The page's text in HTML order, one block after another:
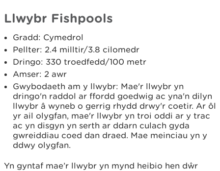
Llwybr Fishpools
Gradd: Cymedrol
Pellter: 2.4 milltir/3.8 cilomedr
Dringo: 330 troedfedd/100 metr
Amser: 2 awr
Gwybodaeth am y llwybr: Mae'r llwybr yn
dringo'n raddol ar ffordd goedwig ac yna'n dilyn
llwybr â wyneb o gerrig rhydd drwy'r coetir. Ar ôl
yr ail olygfan, mae'r llwybr yn troi oddi ar y trac
ac yn disgyn yn serth ar ddarn culach gyda
gwreiddiau coed dan draed. Mae meinciau yn y
ddwy olygfan.
Yn gyntaf mae’r llwybr yn mynd heibio hen dŵr